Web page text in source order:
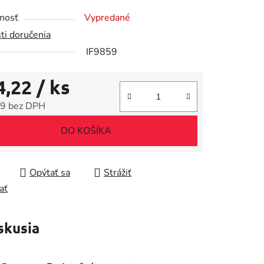
Vypredané
doručenia
IF9859
/ ks
bez DPH
DO KOŠÍKA
Opýtať sa
Strážiť